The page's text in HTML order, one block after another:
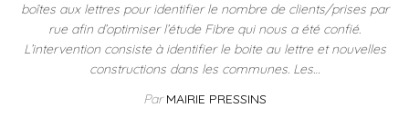
boîtes aux lettres pour identifier le nombre de clients/prises par
rue afin d’optimiser l’étude Fibre qui nous a été confié.
L’intervention consiste à identifier le boite au lettre et nouvelles
constructions dans les communes. Les…
ParMAIRIE PRESSINS